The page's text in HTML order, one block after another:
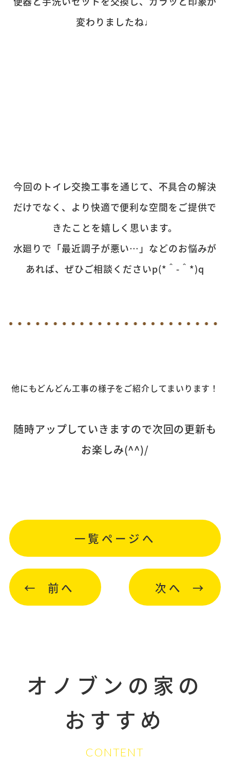
変わりましたね♩
今回のトイレ交換工事を通じて、不具合の解決
だけでなく、より快適で便利な空間をご提供で
きたことを嬉しく思います。
水廻りで「最近調子が悪い…」などのお悩みが
あれば、ぜひご相談くださいp(*＾-＾*)q
他にもどんどん工事の様子をご紹介してまいります！
随時アップしていきますので次回の更新も
お楽しみ(^^)/
前へ
一覧ページへ
次へ
オノブンの家の
おすすめ
CONTENT